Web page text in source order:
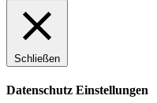
Schließen
Datenschutz Einstellungen